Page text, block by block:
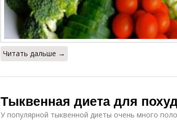
Читать дальше →
Тыквенная диета для
У популярной тыквенной диеты очень много